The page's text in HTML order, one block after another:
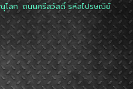
โลก ถนนศรีสวัสดิ์ รหัสไปรษณีย์